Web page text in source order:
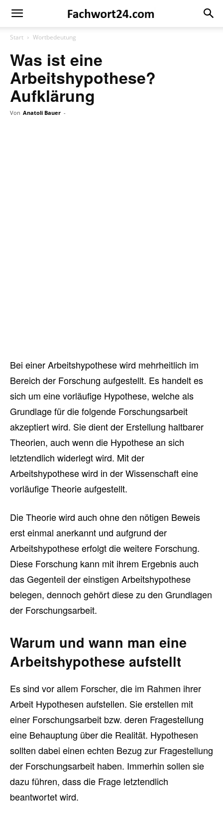
Fachwort24
ShopStart Wortbedeutung
Was ist eine
Arbeitshypothese?
Aufklärung
Von Anatoli Bauer -
Bei einer Arbeitshypothese wird mehrheitlich im
Bereich der Forschung aufgestellt. Es handelt es
sich um eine vorläufige Hypothese, welche als
Grundlage für die folgende Forschungsarbeit
akzeptiert wird. Sie dient der Erstellung haltbarer
Theorien, auch wenn die Hypothese an sich
letztendlich widerlegt wird. Mit der
Arbeitshypothese wird in der Wissenschaft eine
vorläufige Theorie aufgestellt.
Die Theorie wird auch ohne den nötigen Beweis
erst einmal anerkannt und aufgrund der
Arbeitshypothese erfolgt die weitere Forschung.
Diese Forschung kann mit ihrem Ergebnis auch
das Gegenteil der einstigen Arbeitshypothese
belegen, dennoch gehört diese zu den Grundlagen
der Forschungsarbeit.
Warum und wann man eine
Arbeitshypothese aufstellt
Es sind vor allem Forscher, die im Rahmen ihrer
Arbeit Hypothesen aufstellen. Sie erstellen mit
einer Forschungsarbeit bzw. deren Fragestellung
eine Behauptung über die Realität. Hypothesen
sollten dabei einen echten Bezug zur Fragestellung
der Forschungsarbeit haben. Immerhin sollen sie
dazu führen, dass die Frage letztendlich
beantwortet wird.